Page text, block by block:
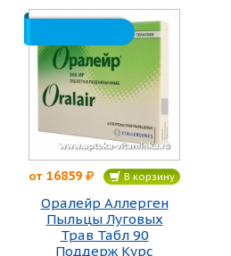
от 16859 В корзину
Оралейр Аллерген
Пыльцы Луговых
Трав Табл 90
Поддерж Курс